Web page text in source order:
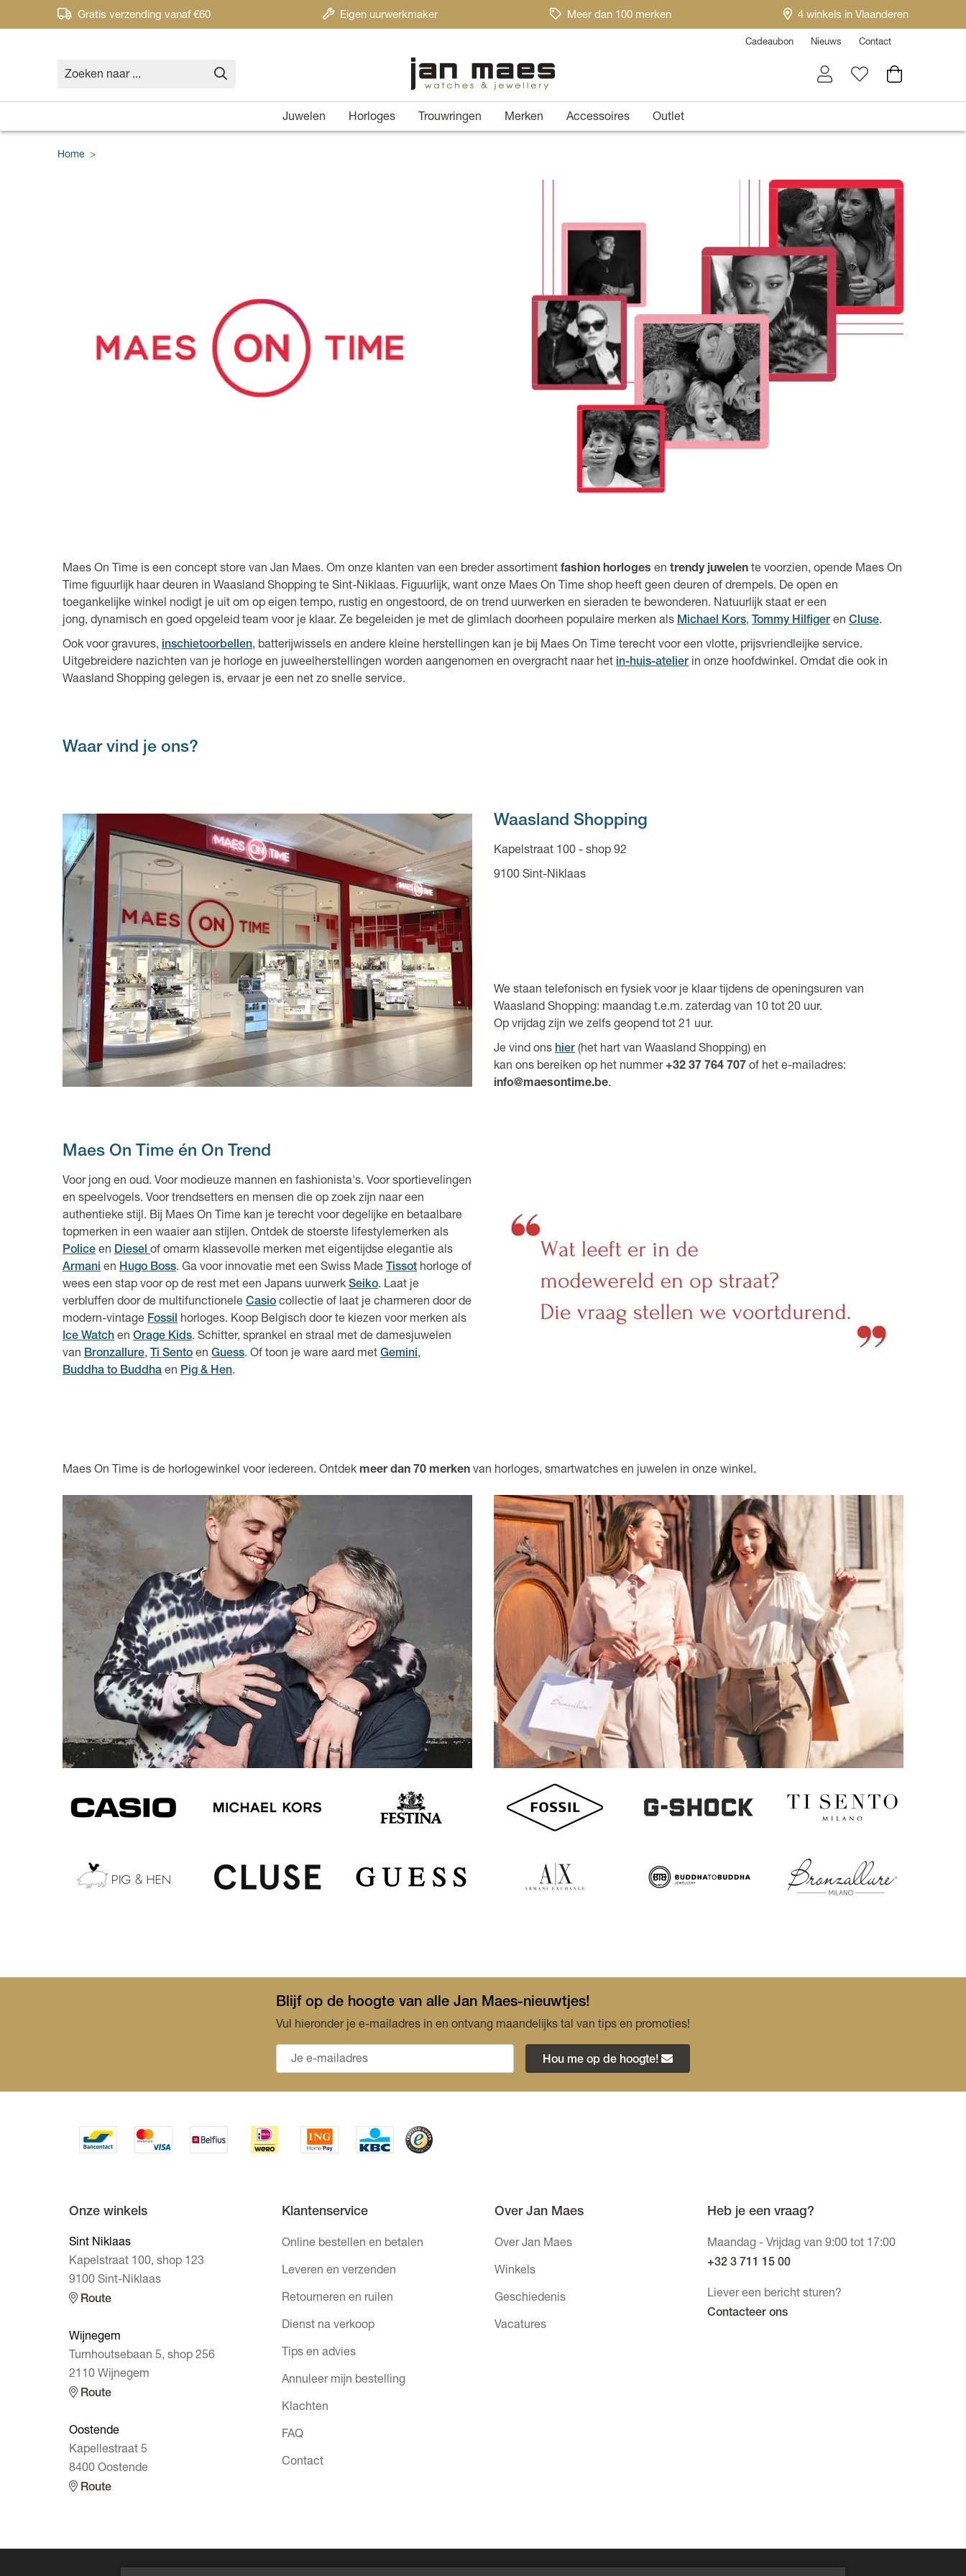
Gratis verzending vanaf €60 Eigen uurwerkmaker Meer dan 100 merken 4 winkels in Vlaanderen
Cadeaubon Nieuws Contact
Juwelen Horloges Trouwringen Merken Accessoires Outlet
Home >
Maes On Time is een concept store van Jan Maes. Om onze klanten van een breder assortiment fashion horloges en trendy juwelen te voorzien, opende Maes On
Time figuurlijk haar deuren in Waasland Shopping te Sint-Niklaas. Figuurlijk, want onze Maes On Time shop heeft geen deuren of drempels. De open en
toegankelijke winkel nodigt je uit om op eigen tempo, rustig en ongestoord, de on trend uurwerken en sieraden te bewonderen. Natuurlijk staat er een
jong, dynamisch en goed opgeleid team voor je klaar. Ze begeleiden je met de glimlach doorheen populaire merken als Michael Kors, Tommy Hilfiger en Cluse.
Ook voor gravures, inschietoorbellen, batterijwissels en andere kleine herstellingen kan je bij Maes On Time terecht voor een vlotte, prijsvriendleijke service.
Uitgebreidere nazichten van je horloge en juweelherstellingen worden aangenomen en overgracht naar het in-huis-atelier in onze hoofdwinkel. Omdat die ook in
Waasland Shopping gelegen is, ervaar je een net zo snelle service.
Waar vind je ons?
Waasland Shopping
Kapelstraat 100 - shop 92
9100 Sint-Niklaas
We staan telefonisch en fysiek voor je klaar tijdens de openingsuren van
Waasland Shopping: maandag t.e.m. zaterdag van 10 tot 20 uur.
Op vrijdag zijn we zelfs geopend tot 21 uur.
Je vind ons hier (het hart van Waasland Shopping) en
kan ons bereiken op het nummer+32 37 764 707 of het e-mailadres:
info@maesontime.be.
Maes On Time én On Trend
Voor jong en oud. Voor modieuze mannen en fashionista's. Voor sportievelingen
en speelvogels. Voor trendsetters en mensen die op zoek zijn naar een
authentieke stijl. Bij Maes On Time kan je terecht voor degelijke en betaalbare
topmerken in een waaier aan stijlen. Ontdek de stoerste lifestylemerken als
Police en Diesel of omarm klassevolle merken met eigentijdse elegantie als
Armani en Hugo Boss. Ga voor innovatie met een Swiss Made Tissot horloge of
wees een stap voor op de rest met een Japans uurwerk Seiko. Laat je
verbluffen door de multifunctionele Casio collectie of laat je charmeren door de
modern-vintage Fossil horloges. Koop Belgisch door te kiezen voor merken als
Ice Watch en Orage Kids. Schitter, sprankel en straal met de damesjuwelen
van Bronzallure, Ti Sento en Guess. Of toon je ware aard met Gemini,
Buddha to Buddha en Pig & Hen.
Maes On Time is de horlogewinkel voor iedereen. Ontdek meer dan 70 merken van horloges, smartwatches en juwelen in onze winkel.
Blijf op de hoogte van alle Jan Maes-nieuwtjes!
Vul hieronder je e-mailadres in en ontvang maandelijks tal van tips en promoties!
Hou me op de hoogte!
Onze winkels
Sint Niklaas
Kapelstraat 100, shop 123
9100 Sint-Niklaas
Route
Wijnegem
Turnhoutsebaan 5, shop 256
2110 Wijnegem
Route
Oostende
Kapellestraat 5
8400 Oostende
Route
Klantenservice
Online bestellen en betalen
Leveren en verzenden
Retourneren en ruilen
Dienst na verkoop
Tips en advies
Annuleer mijn bestelling
Klachten
FAQ
Contact
Over Jan Maes
Over Jan Maes
Winkels
Geschiedenis
Vacatures
Heb je een vraag?
Maandag - Vrijdag van 9:00 tot 17:00
+32 3 711 15 00
Liever een bericht sturen?
Contacteer ons